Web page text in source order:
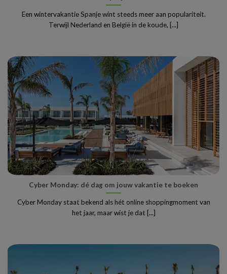
Een wintervakantie Spanje wint steeds meer aan populariteit.
Terwijl Nederland en België in de koude, [...]
Cyber Monday: dé dag om jouw vakantie te boeken
Cyber Monday staat bekend als hét online shoppingmoment van
het jaar, maar wist je dat [...]